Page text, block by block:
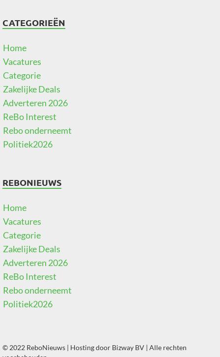
CATEGORIEËN
Home
Vacatures
Categorie
Zakelijke Deals
Adverteren 2026
ReBo Interest
Rebo onderneemt
Politiek2026
REBONIEUWS
Home
Vacatures
Categorie
Zakelijke Deals
Adverteren 2026
ReBo Interest
Rebo onderneemt
Politiek2026
© 2022 ReboNieuws | Hosting door Bizway BV | Alle rechten